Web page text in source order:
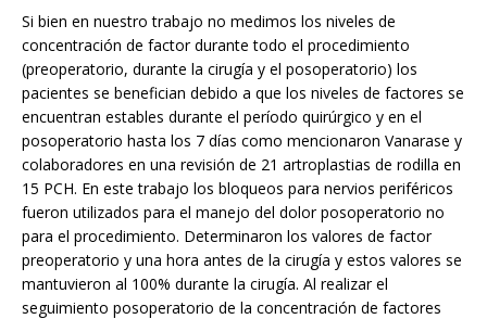
Si bien en nuestro trabajo no medimos los niveles de
concentración de factor durante todo el procedimiento
(preoperatorio, durante la cirugía y el posoperatorio) los
pacientes se benefician debido a que los niveles de factores se
encuentran estables durante el período quirúrgico y en el
posoperatorio hasta los 7 días como mencionaron Vanarase y
colaboradores en una revisión de 21 artroplastias de rodilla en
15 PCH. En este trabajo los bloqueos para nervios periféricos
fueron utilizados para el manejo del dolor posoperatorio no
para el procedimiento. Determinaron los valores de factor
preoperatorio y una hora antes de la cirugía y estos valores se
mantuvieron al 100% durante la cirugía. Al realizar el
seguimiento posoperatorio de la concentración de factores